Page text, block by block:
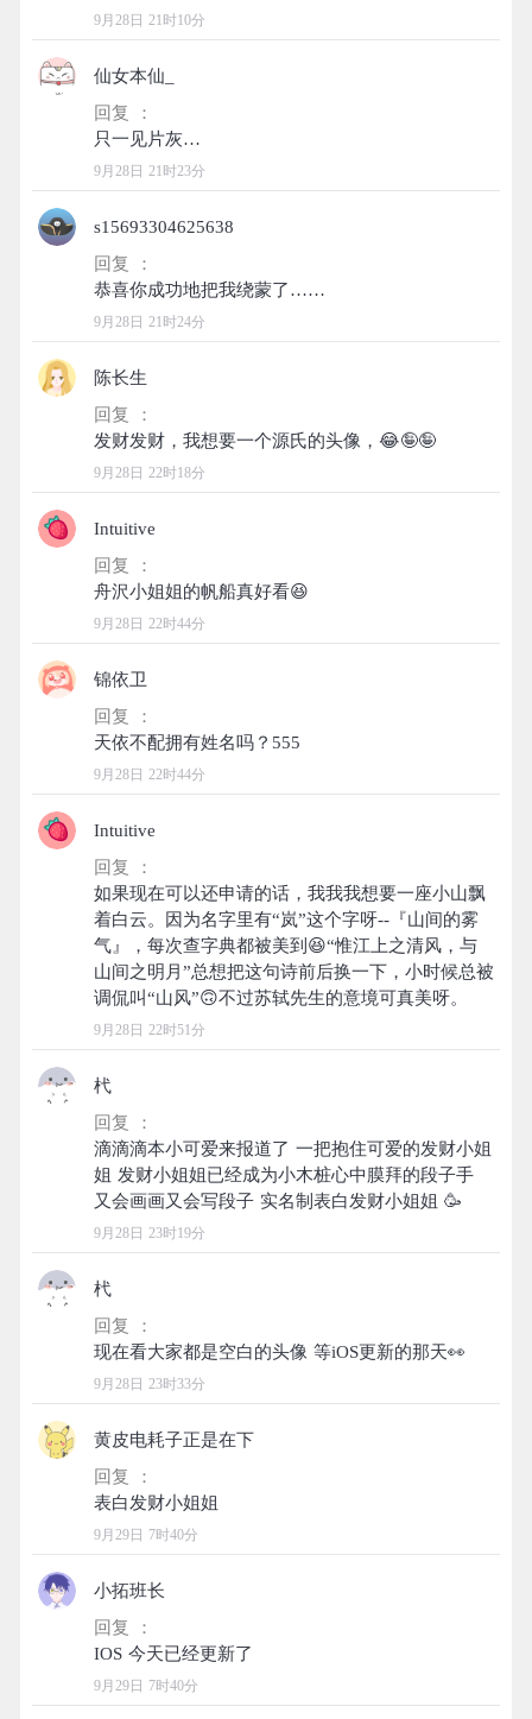
9月28日 21时10分
仙女本仙_
回复 ：
9月28日 21时23分
s15693304625638
回复 ：
9月28日 21时24分
陈长生
回复 ：
9月28日 22时18分
Intuitive
回复 ：
9月28日 22时44分
锦依卫
回复 ：
9月28日 22时44分
Intuitive
回复 ：
如果现在可以还申请的话，我我我想要一座小山飘
着白云。因为名字里有“岚”这个字呀--『山间的雾
气』，每次查字典都被美到😆“惟江上之清风，与
山间之明月”总想把这句诗前后换一下，小时候总被
9月28日 22时51分
杙
回复 ：
滴滴滴本小可爱来报道了 一把抱住可爱的发财小姐
姐 发财小姐姐已经成为小木桩心中膜拜的段子手
9月28日 23时19分
杙
回复 ：
9月28日 23时33分
黄皮电耗子正是在下
回复 ：
9月29日 7时40分
小拓班长
回复 ：
9月29日 7时40分